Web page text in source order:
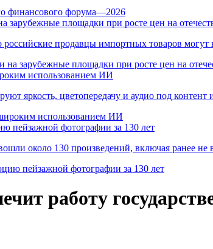
зарубежные площадки при росте цен на
российские продавцы импортных товаров
использованием ИИ
яркость, цветопередачу и аудио под контент
пейзажной фотографии за 130 лет
около 130 произведений, включая ранее
работу